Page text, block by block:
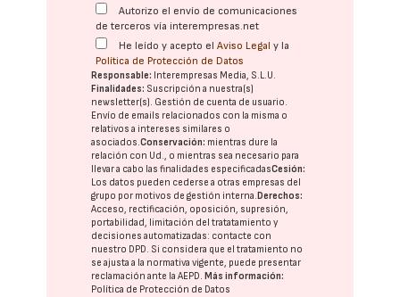
Autorizo el envío de comunicaciones
de terceros vía interempresas.net
He leído y acepto elAviso Legal y la
Política de Protección de Datos
Responsable: Interempresas Media, S.L.U.
Finalidades: Suscripción a nuestra(s)
newsletter(s). Gestión de cuenta de usuario.
Envío de emails relacionados con la misma o
relativos a intereses similares o
asociados.Conservación: mientras dure la
relación con Ud., o mientras sea necesario para
llevar a cabo las finalidades especificadasCesión:
Los datos pueden cederse a otras empresas del
grupo por motivos de gestión interna. Derechos:
Acceso, rectificación, oposición, supresión,
portabilidad, limitación del tratatamiento y
decisiones automatizadas: contacte con
nuestro DPD. Si considera que el tratamiento no
se ajusta a la normativa vigente, puede presentar
reclamación ante laAEPD. Más información:
Política de Protección de Datos